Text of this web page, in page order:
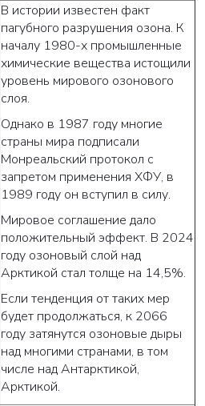
В истории известен факт
пагубного разрушения озона. К
началу 1980-х промышленные
химические вещества истощили
уровень мирового озонового
слоя.
Однако в 1987 году многие
страны мира подписали
Монреальский протокол с
запретом применения ХФУ, в
1989 году он вступил в силу.
Мировое соглашение дало
положительный эффект. В 2024
году озоновый слой над
Арктикой стал толще на 14,5%.
Если тенденция от таких мер
будет продолжаться, к 2066
году затянутся озоновые дыры
над многими странами, в том
числе над Антарктикой,
Арктикой.